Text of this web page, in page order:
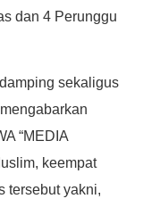
dan 4 Perunggu
sekaligus
“MEDIA
keempat
tersebut yakni,